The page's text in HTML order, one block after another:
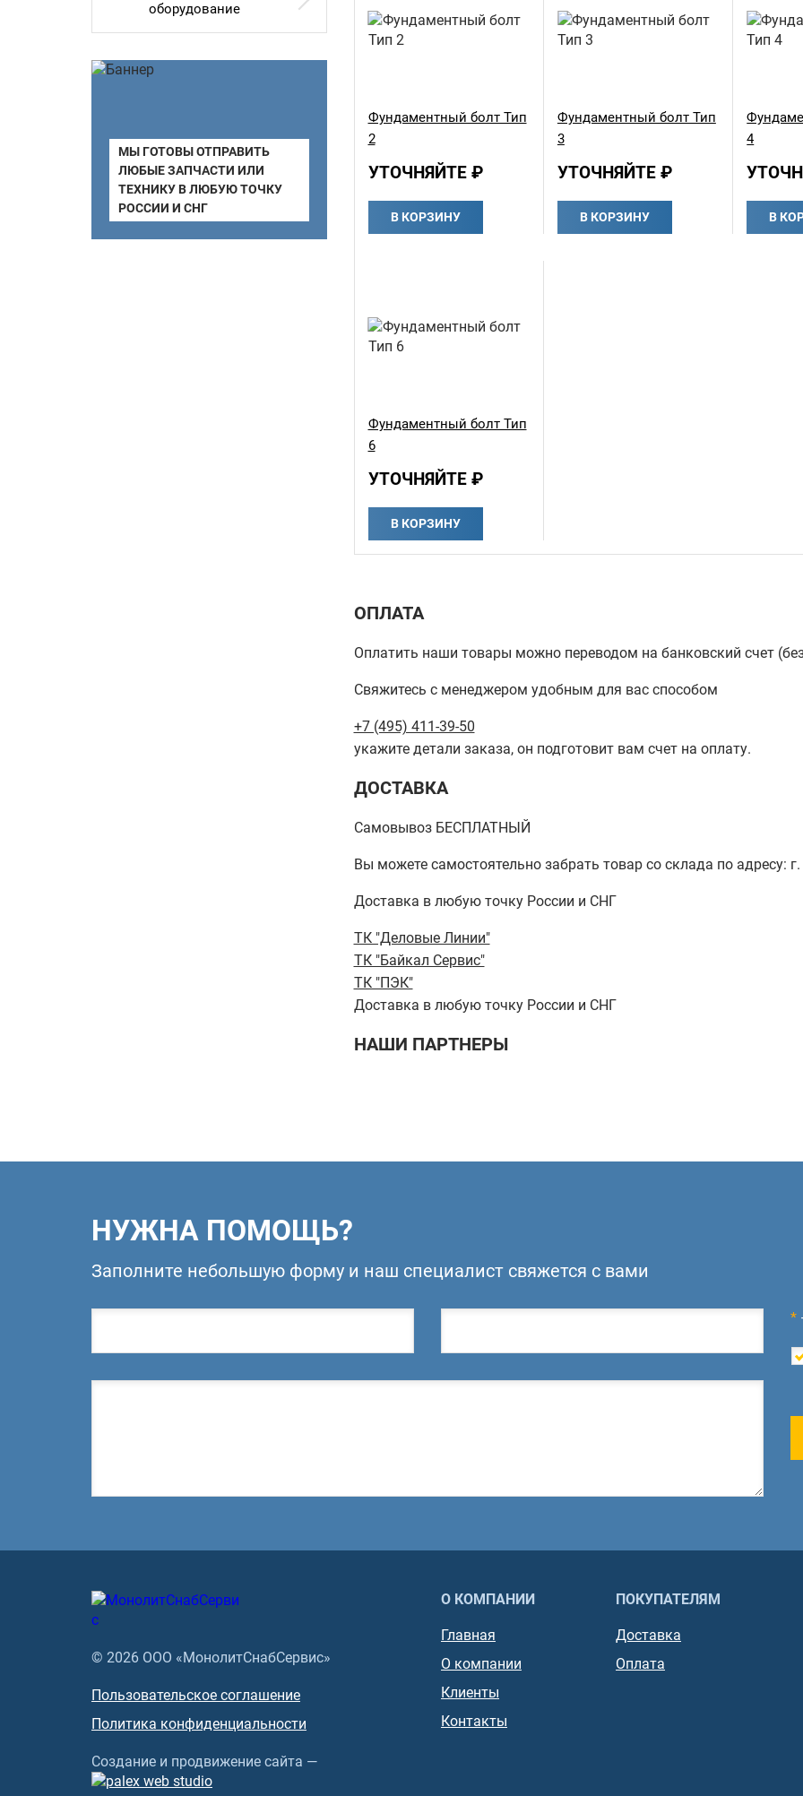
Фундаментный болт Тип
2
УТОЧНЯЙТЕ ₽
В КОРЗИНУ
Фундаментный болт Тип
3
УТОЧНЯЙТЕ ₽
В КОРЗИНУ
4
В
Фундаментный болт Тип
6
УТОЧНЯЙТЕ ₽
В КОРЗИНУ
ОПЛАТА
Оплатить наши товары можно переводом на банковский счет
Свяжитесь с менеджером удобным для вас способом
+7 (495) 411-39-50
укажите детали заказа, он подготовит вам счет на оплату.
ДОСТАВКА
Самовывоз БЕСПЛАТНЫЙ
Вы можете самостоятельно забрать товар со склада по адресу:
Доставка в любую точку России и СНГ
ТК "Деловые Линии"
ТК "Байкал Сервис"
ТК "ПЭК"
Доставка в любую точку России и СНГ
НАШИ ПАРТНЕРЫ
оборудование
МЫ ГОТОВЫ ОТПРАВИТЬ
ЛЮБЫЕ ЗАПЧАСТИ ИЛИ
ТЕХНИКУ В ЛЮБУЮ ТОЧКУ
РОССИИ И СНГ
НУЖНА ПОМОЩЬ?
Заполните небольшую форму и наш специалист свяжется с вами
*
© 2026 ООО «МонолитСнабСервис»
Пользовательское соглашение
Политика конфиденциальности
Создание и продвижение сайта —
О КОМПАНИИ
Главная
О компании
Клиенты
Контакты
ПОКУПАТЕЛЯМ
Доставка
Оплата